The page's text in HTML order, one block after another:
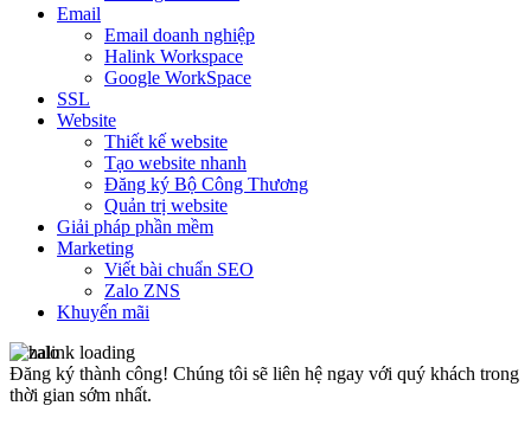
Email
Email doanh nghiệp
Halink Workspace
Google WorkSpace
SSL
Website
Thiết kế website
Tạo website nhanh
Đăng ký Bộ Công Thương
Quản trị website
Giải pháp phần mềm
Marketing
Viết bài chuẩn SEO
Zalo ZNS
Khuyến mãi
Đăng ký thành công! Chúng tôi sẽ liên hệ ngay với quý khách trong
thời gian sớm nhất.